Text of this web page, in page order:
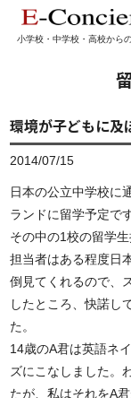
小学校・中学校・高校から
環境が子どもに及
2014/07/15
日本の公立中学校に
ランドに留学予定で
その中の1校の留学
担当者はある程度日
倒見てくれるので、
したところ、快諾し
た。
14歳のA君は英語ネ
ズにこなしました。
たが、私はそれをA